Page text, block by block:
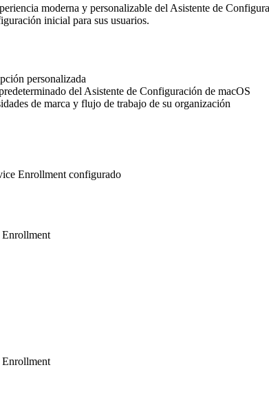
moderna y personalizable del Asistente de
inicial para sus usuarios.
personalizada
del Asistente de Configuración de macOS
de marca y flujo de trabajo de su organización
Enrollment configurado
Enrollment
Enrollment